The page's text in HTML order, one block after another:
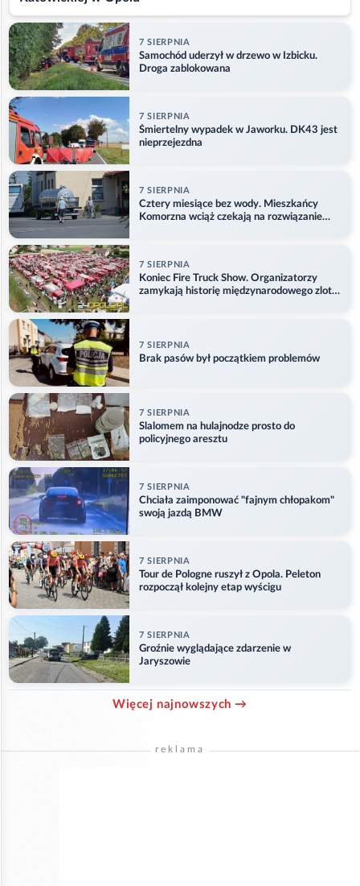
7 SIERPNIA
Samochód uderzył w drzewo w Izbicku.
Droga zablokowana
7 SIERPNIA
Śmiertelny wypadek w Jaworku. DK43 jest
nieprzejezdna
7 SIERPNIA
Cztery miesiące bez wody. Mieszkańcy
Komorzna wciąż czekają na rozwiązanie
7 SIERPNIA
Koniec Fire Truck Show. Organizatorzy
zamykają historię międzynarodowego zlotu
7 SIERPNIA
Brak pasów był początkiem problemów
7 SIERPNIA
Slalomem na hulajnodze prosto do
policyjnego aresztu
7 SIERPNIA
Chciała zaimponować "fajnym chłopakom"
swoją jazdą BMW
7 SIERPNIA
Tour de Pologne ruszył z Opola. Peleton
rozpoczął kolejny etap wyścigu
7 SIERPNIA
Groźnie wyglądające zdarzenie w
Jaryszowie
Więcej najnowszych →
reklama